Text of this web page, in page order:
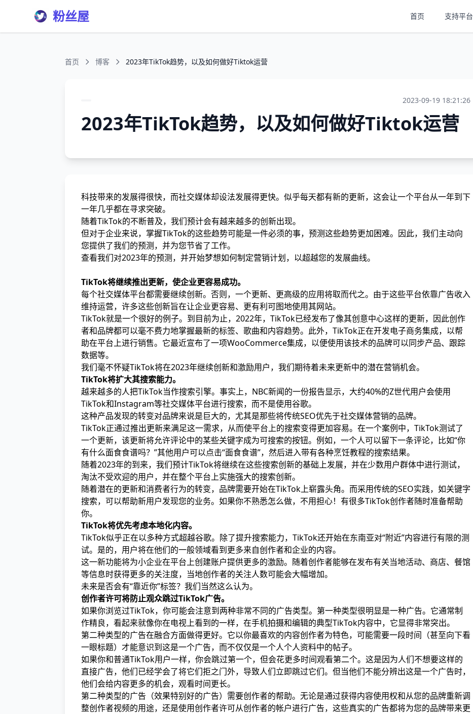
粉丝屋 首页 支持平台
首页 博客 2023年TikTok趋势，以及如何做好Tiktok运营
2023-09-19 18:21:26
2023年TikTok趋势，以及如何做好Tiktok运营
科技带来的发展得很快，而社交媒体却设法发展得更快。似乎每天都有新的更新，这会让一个平台从一年到下
一年几乎都在寻求突破。
随着TikTok的不断普及，我们预计会有越来越多的创新出现。
但对于企业来说，掌握TikTok的这些趋势可能是一件必须的事，预测这些趋势更加困难。因此，我们主动向
您提供了我们的预测，并为您节省了工作。
查看我们对2023年的预测，并开始梦想如何制定营销计划，以超越您的发展曲线。
TikTok将继续推出更新，使企业更容易成功。
每个社交媒体平台都需要继续创新。否则，一个更新、更高级的应用将取而代之。由于这些平台依靠广告收入
维持运营，许多这些创新旨在让企业更容易、更有利可图地使用其网站。
TikTok就是一个很好的例子。到目前为止，2022年，TikTok已经发布了像其创意中心这样的更新，因此创作
者和品牌都可以毫不费力地掌握最新的标签、歌曲和内容趋势。此外，TikTok正在开发电子商务集成，以帮
助在平台上进行销售。它最近宣布了一项WooCommerce集成，以便使用该技术的品牌可以同步产品、跟踪
数据等。
我们毫不怀疑TikTok将在2023年继续创新和激励用户，我们期待着未来更新中的潜在营销机会。
TikTok将扩大其搜索能力。
越来越多的人把TikTok当作搜索引擎。事实上，NBC新闻的一份报告显示，大约40%的Z世代用户会使用
TikTok和Instagram等社交媒体平台进行搜索，而不是使用谷歌。
这种产品发现的转变对品牌来说是巨大的，尤其是那些将传统SEO优先于社交媒体营销的品牌。
TikTok正通过推出更新来满足这一需求，从而使平台上的搜索变得更加容易。在一个案例中，TikTok测试了
一个更新，该更新将允许评论中的某些关键字成为可搜索的按钮。例如，一个人可以留下一条评论，比如“你
有什么面食食谱吗？”其他用户可以点击“面食食谱”，然后进入带有各种烹饪教程的搜索结果。
随着2023年的到来，我们预计TikTok将继续在这些搜索创新的基础上发展，并在少数用户群体中进行测试，
淘汰不受欢迎的用户，并在整个平台上实施强大的搜索创新。
随着潜在的更新和消费者行为的转变，品牌需要开始在TikTok上崭露头角。而采用传统的SEO实践，如关键字
搜索，可以帮助新用户发现您的业务。如果你不熟悉怎么做，不用担心！有很多TikTok创作者随时准备帮助
你。
TikTok将优先考虑本地化内容。
TikTok似乎正在以多种方式超越谷歌。除了提升搜索能力，TikTok还开始在东南亚对“附近”内容进行有限的测
试。是的，用户将在他们的一般领域看到更多来自创作者和企业的内容。
这一新功能将为小企业在平台上创建账户提供更多的激励。随着创作者能够在发布有关当地活动、商店、餐馆
等信息时获得更多的关注度，当地创作者的关注人数可能会大幅增加。
未来是否会有“靠近你”标签？我们当然这么认为。
创作者许可将防止观众跳过TikTok广告。
如果你浏览过TikTok，你可能会注意到两种非常不同的广告类型。第一种类型很明显是一种广告。它通常制
作精良，看起来就像你在电视上看到的一样，在手机拍摄和编辑的典型TikTok内容中，它显得非常突出。
第二种类型的广告在融合方面做得更好。它以你最喜欢的内容创作者为特色，可能需要一段时间（甚至向下看
一眼标题）才能意识到这是一个广告，而不仅仅是一个人个人资料中的帖子。
如果你和普通TikTok用户一样，你会跳过第一个，但会花更多时间观看第二个。这是因为人们不想要这样的
直接广告，他们已经学会了将它们拒之门外，导致人们立即跳过它们。但当他们不能分辨出这是一个广告时，
他们会给内容更多的机会，观看时间更长。
第二种类型的广告（效果特别好的广告）需要创作者的帮助。无论是通过获得内容使用权和从您的品牌重新调
整创作者视频的用途，还是使用创作者许可从创作者的帐户进行广告，这些真实的广告都将为您的品牌带来更